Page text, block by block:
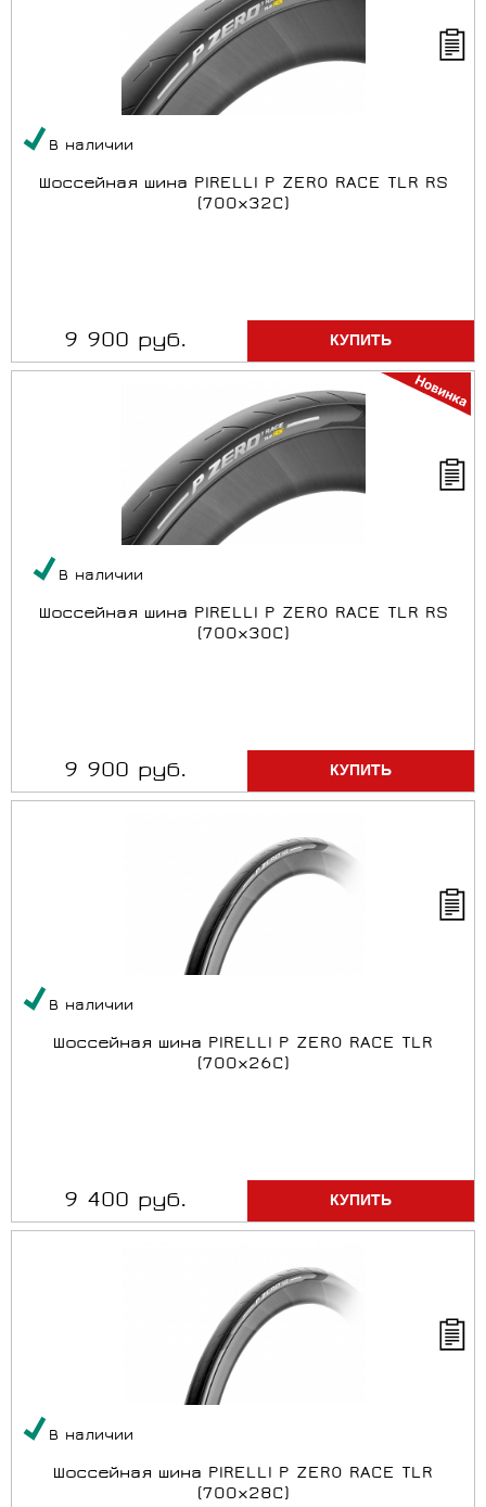
В наличии
Шоссейная шина PIRELLI P ZERO RACE TLR RS
(700x32C)
9 900 руб.
В наличии
Шоссейная шина PIRELLI P ZERO RACE TLR RS
(700x30C)
9 900 руб.
В наличии
Шоссейная шина PIRELLI P ZERO RACE TLR
(700x26C)
9 400 руб.
В наличии
Шоссейная шина PIRELLI P ZERO RACE TLR
(700x28C)